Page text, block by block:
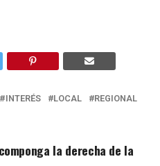
LOCAL
REGIONAL
la derecha de la